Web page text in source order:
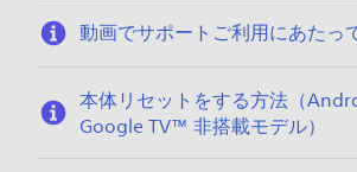
動画でサポートご利用にあたっ
本体リセットをする方法（
Google TV™ 非搭載モデル）